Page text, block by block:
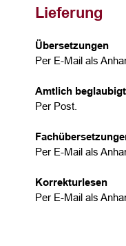
Lieferung
Übersetzungen
Per E-Mail als
Amtlich
Per Post.
Per E-Mail als
Korrekturlesen
Per E-Mail als